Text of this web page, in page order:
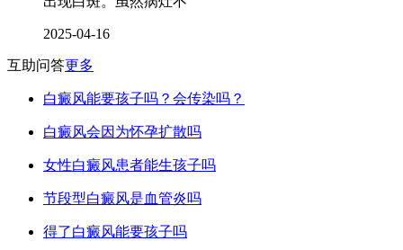
2025-04-16
互助问答更多
白癜风能要孩子吗？会传染吗？
白癜风会因为怀孕扩散吗
女性白癜风患者能生孩子吗
节段型白癜风是血管炎吗
得了白癜风能要孩子吗